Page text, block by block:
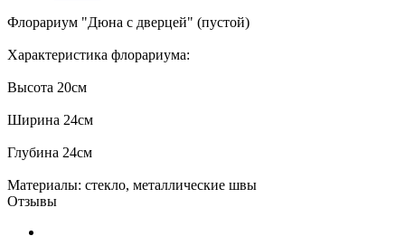
Флорариум "Дюна с дверцей" (пустой)
Характеристика флорариума:
Высота 20см
Ширина 24см
Глубина 24см
Материалы: стекло, металлические швы
Отзывы